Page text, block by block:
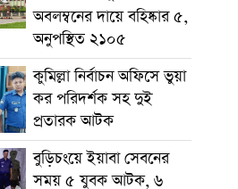
অবলম্বনের দায়ে বহিষ্কার ৫,
অনুপস্থিত ২১০৫
কুমিল্লা নির্বাচন অফিসে ভুয়া
কর পরিদর্শক সহ দুই
প্রতারক আটক
বুড়িচংয়ে ইয়াবা সেবনের
সময় ৫ যুবক আটক, ৬